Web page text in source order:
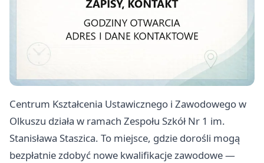
Centrum Kształcenia Ustawicznego i Zawodowego w
Olkuszu działa w ramach Zespołu Szkół Nr 1 im.
Stanisława Staszica. To miejsce, gdzie dorośli mogą
bezpłatnie zdobyć nowe kwalifikacje zawodowe —